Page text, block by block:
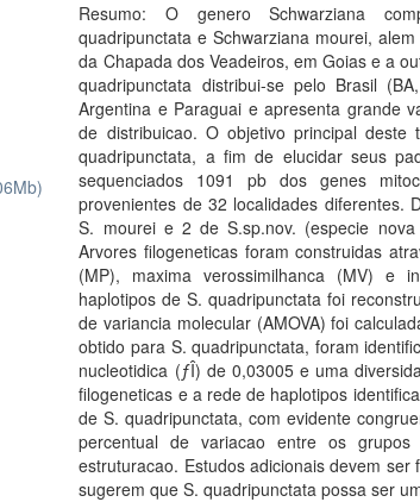
Resumo: O genero Schwarziana
quadripunctata e Schwarziana mourei,
da Chapada dos Veadeiros, em Goias e a
quadripunctata distribui-se pelo Brasil
Argentina e Paraguai e apresenta grande
de distribuicao. O objetivo principal
quadripunctata, a fim de elucidar seus
sequenciados 1091 pb dos genes
provenientes de 32 localidades diferentes.
S. mourei e 2 de S.sp.nov. (especie
Arvores filogeneticas foram construidas
(MP), maxima verossimilhanca (MV) e
haplotipos de S. quadripunctata foi
de variancia molecular (AMOVA) foi
obtido para S. quadripunctata, foram
nucleotidica (ƒÎ) de 0,03005 e uma
filogeneticas e a rede de haplotipos
de S. quadripunctata, com evidente
percentual de variacao entre os
estruturacao. Estudos adicionais devem
sugerem que S. quadripunctata possa ser